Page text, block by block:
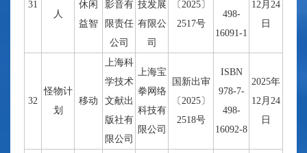
31
人
休闲
益智
影音有
限责任
公司
技发展
有限公
司
〔2025〕
2517号
498-
16091-1
12月24
日
32
怪物计
划
移动
上海科
学技术
文献出
版社有
限公司
上海宝
拳网络
科技有
限公司
国新出审
〔2025〕
2518号
ISBN
978-7-
498-
16092-8
2025年
12月24
日